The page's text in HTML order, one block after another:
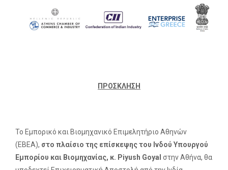
ΠΡΟΣΚΛΗΣΗ
Το Εμπορικό και Βιομηχανικό Επιμελητήριο Αθηνών
(ΕΒΕΑ), στο πλαίσιο της επίσκεψης του Ινδού Υπουργού
Εμπορίου και Βιομηχανίας, κ. Piyush Goyal στην Αθήνα, θα